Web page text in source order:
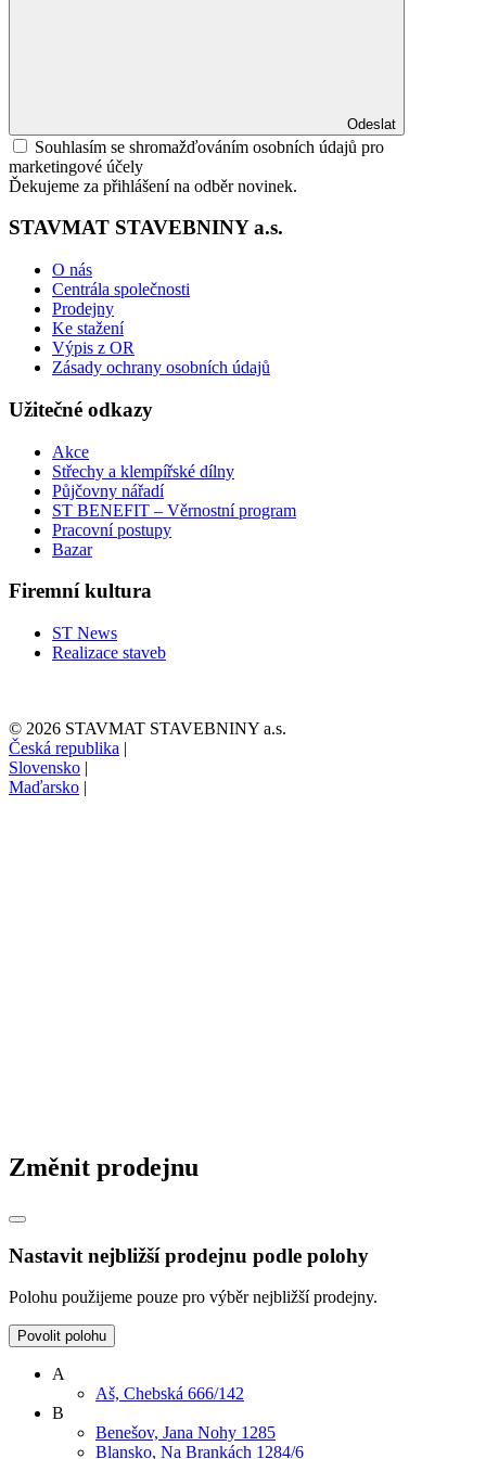
Odeslat
Souhlasím se shromažďováním osobních údajů pro
marketingové účely
Ďekujeme za přihlášení na odběr novinek.
STAVMAT STAVEBNINY a.s.
O nás
Centrála společnosti
Prodejny
Ke stažení
Výpis z OR
Zásady ochrany osobních údajů
Užitečné odkazy
Akce
Střechy a klempířské dílny
Půjčovny nářadí
ST BENEFIT – Věrnostní program
Pracovní postupy
Bazar
Firemní kultura
ST News
Realizace staveb
© 2026 STAVMAT STAVEBNINY a.s.
Česká republika |
Slovensko |
Maďarsko |
Změnit prodejnu
Nastavit nejbližší prodejnu podle polohy
Polohu použijeme pouze pro výběr nejbližší prodejny.
Povolit polohu
A
Aš, Chebská 666/142
B
Benešov, Jana Nohy 1285
Blansko, Na Brankách 1284/6